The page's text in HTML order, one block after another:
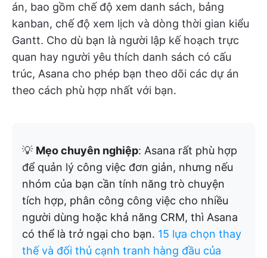
án, bao gồm chế độ xem danh sách, bảng
kanban, chế độ xem lịch và dòng thời gian kiểu
Gantt. Cho dù bạn là người lập kế hoạch trực
quan hay người yêu thích danh sách có cấu
trúc, Asana cho phép bạn theo dõi các dự án
theo cách phù hợp nhất với bạn.
💡 Mẹo chuyên nghiệp: Asana rất phù hợp
để quản lý công việc đơn giản, nhưng nếu
nhóm của bạn cần tính năng trò chuyện
tích hợp, phân công công việc cho nhiều
người dùng hoặc khả năng CRM, thì Asana
có thể là trở ngại cho bạn. 15 lựa chọn thay
thế và đối thủ cạnh tranh hàng đầu của